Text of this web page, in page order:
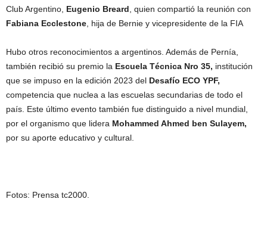
Club Argentino, Eugenio Breard , quien compartió la reunión con
Fabiana Ecclestone , hija de Bernie y vicepresidente de la FIA
Hubo otros reconocimientos a argentinos. Además de Pernía,
también recibió su premio la Escuela Técnica Nro 35, institución
que se impuso en la edición 2023 del Desafío ECO YPF,
competencia que nuclea a las escuelas secundarias de todo el
país. Este último evento también fue distinguido a nivel mundial,
por el organismo que lidera Mohammed Ahmed ben Sulayem,
por su aporte educativo y cultural.
Fotos: Prensa tc2000.